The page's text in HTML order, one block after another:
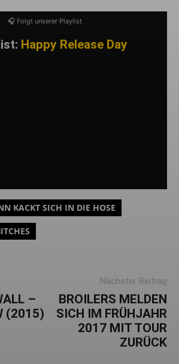
🎧 Folgt unserer Playlist
Happy Release Day
KACKT SICH IN DIE HOSE
–
(2015)
Nächster Beitrag
BROILERS MELDEN
SICH IM FRÜHJAHR
2017 MIT TOUR
ZURÜCK